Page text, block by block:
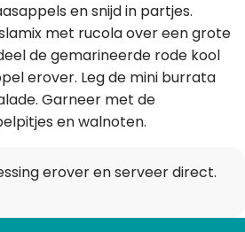
en snijd in partjes.
met rucola over een grote
de gemarineerde rode kool
erover. Leg de mini burrata
Garneer met de
en walnoten.
erover en serveer direct.